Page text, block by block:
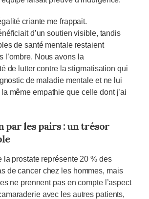
criante me frappait.
d’un soutien visible, tandis
de santé mentale restaient
l’ombre. Nous avons la
de lutter contre la stigmatisation qui
de maladie mentale et ne lui
même empathie que celle dont j’ai
par les pairs : un trésor
la prostate représente 20 % des
de cancer chez les hommes, mais
ne prennent pas en compte l’aspect
avec les autres patients,